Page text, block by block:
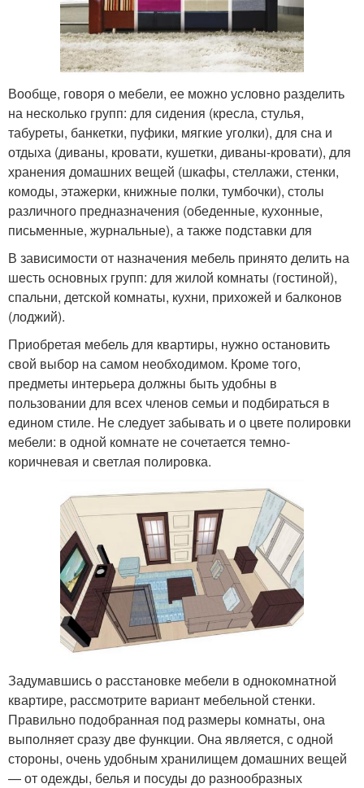
Вообще, говоря о мебели, ее можно условно разделить
на несколько групп: для сидения (кресла, стулья,
табуреты, банкетки, пуфики, мягкие уголки), для сна и
отдыха (диваны, кровати, кушетки, диваны-кровати), для
хранения домашних вещей (шкафы, стеллажи, стенки,
комоды, этажерки, книжные полки, тумбочки), столы
различного предназначения (обеденные, кухонные,
письменные, журнальные), а также подставки для
В зависимости от назначения мебель принято делить на
шесть основных групп: для жилой комнаты (гостиной),
спальни, детской комнаты, кухни, прихожей и балконов
(лоджий).
Приобретая мебель для квартиры, нужно остановить
свой выбор на самом необходимом. Кроме того,
предметы интерьера должны быть удобны в
пользовании для всех членов семьи и подбираться в
едином стиле. Не следует забывать и о цвете полировки
мебели: в одной комнате не сочетается темно-
коричневая и светлая полировка.
Задумавшись о расстановке мебели в однокомнатной
квартире, рассмотрите вариант мебельной стенки.
Правильно подобранная под размеры комнаты, она
выполняет сразу две функции. Она является, с одной
стороны, очень удобным хранилищем домашних вещей
— от одежды, белья и посуды до разнообразных